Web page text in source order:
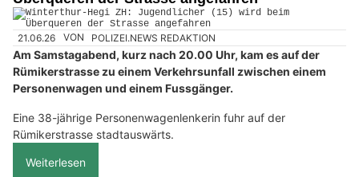
21.06.26 VON POLIZEI.NEWS REDAKTION
Am Samstagabend, kurz nach 20.00 Uhr, kam es auf der
Rümikerstrasse zu einem Verkehrsunfall zwischen einem
Personenwagen und einem Fussgänger.
Eine 38-jährige Personenwagenlenkerin fuhr auf der
Rümikerstrasse stadtauswärts.
Weiterlesen